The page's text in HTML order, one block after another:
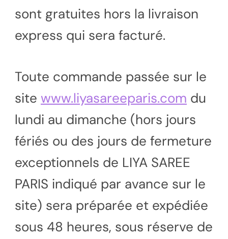
sont gratuites hors la livraison
express qui sera facturé.
Toute commande passée sur le
site www.liyasareeparis.com du
lundi au dimanche (hors jours
fériés ou des jours de fermeture
exceptionnels de LIYA SAREE
PARIS indiqué par avance sur le
site) sera préparée et expédiée
sous 48 heures, sous réserve de